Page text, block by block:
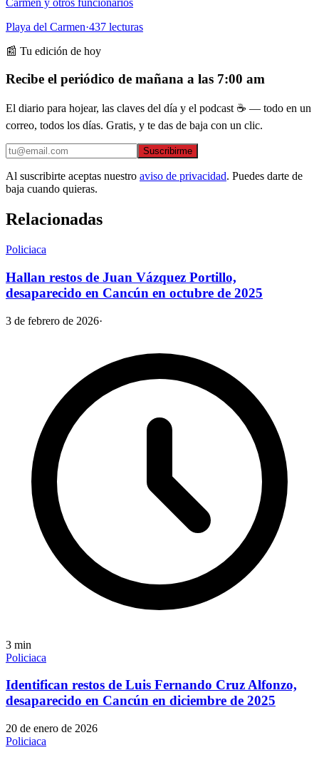
Playa del Carmen·437 lecturas
📰 Tu edición de hoy
Recibe el periódico de mañana a las 7:00 am
El diario para hojear, las claves del día y el podcast ☕ — todo en un
correo, todos los días. Gratis, y te das de baja con un clic.
Suscribirme
Al suscribirte aceptas nuestro aviso de privacidad. Puedes darte de
baja cuando quieras.
Relacionadas
Policiaca
Hallan restos de Juan Vázquez Portillo,
desaparecido en Cancún en octubre de 2025
3 de febrero de 2026·
3 min
Policiaca
Identifican restos de Luis Fernando Cruz Alfonzo,
desaparecido en Cancún en diciembre de 2025
20 de enero de 2026
Policiaca